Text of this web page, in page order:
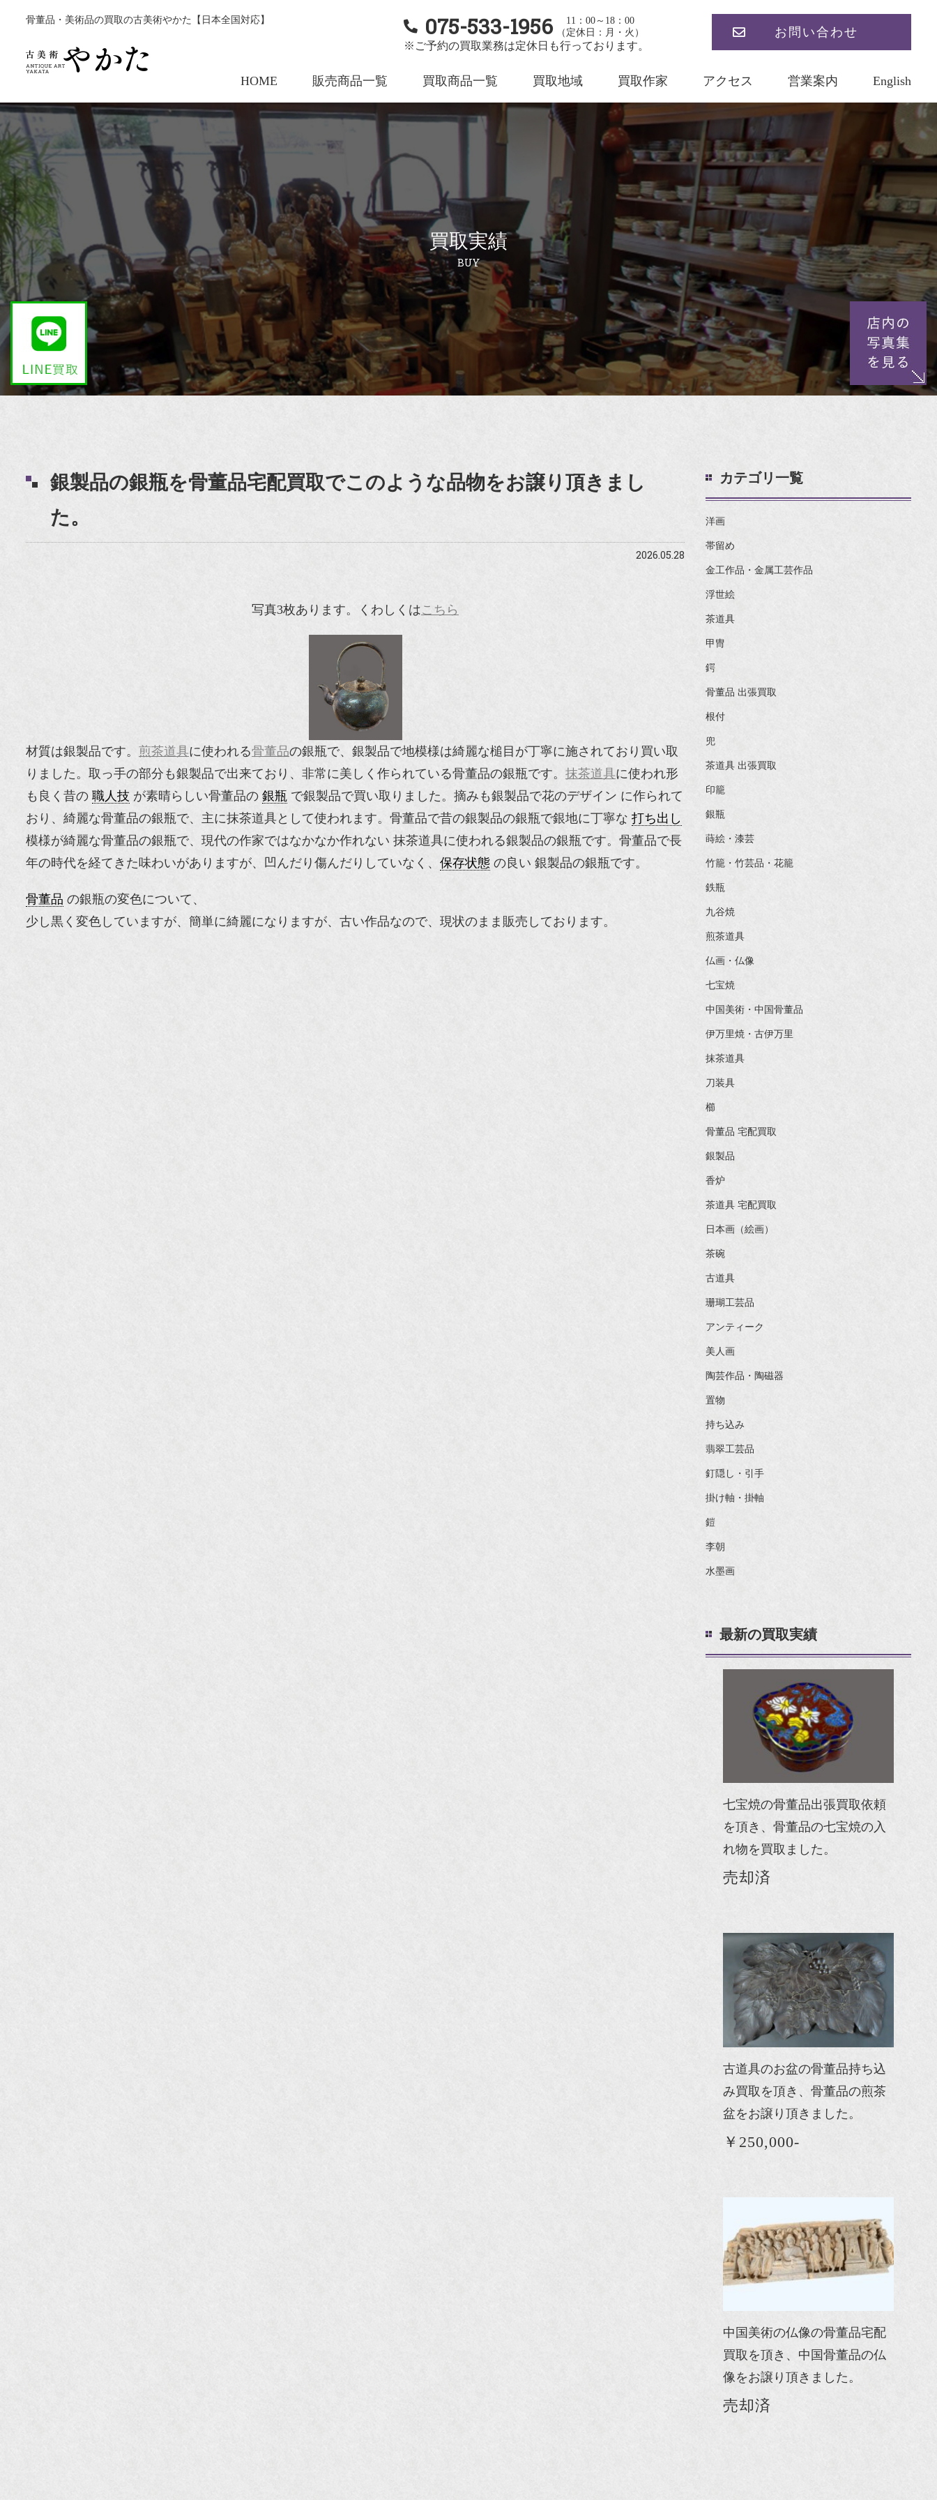
骨董品・美術品の買取の古美術やかた【日本全国対応】 075-533-1956
11：00～18：00
（定休日：月・火）
※ご予約の買取業務は定休日も行っております。
お問い合わせ
HOME 販売商品一覧 買取商品一覧 買取地域 買取作家 アクセス 営業案内 English
買取実績
BUY
銀製品の銀瓶を骨董品宅配買取でこのような品物をお譲り頂きまし
た。
2026.05.28
写真3枚あります。くわしくはこちら
材質は銀製品です。 煎茶道具に使われる骨董品の銀瓶で、銀製品で地模様は綺麗な槌目が丁寧に施されており買い取
りました。取っ手の部分も銀製品で出来ており、非常に美しく作られている骨董品の銀瓶です。 抹茶道具に使われ形
も良く昔の 職人技 が素晴らしい骨董品の 銀瓶 で銀製品で買い取りました。摘みも銀製品で花のデザイン に作られて
おり、綺麗な骨董品の銀瓶で、主に抹茶道具として使われます。骨董品で昔の銀製品の銀瓶で銀地に丁寧な 打ち出し
模様が綺麗な骨董品の銀瓶で、現代の作家ではなかなか作れない 抹茶道具に使われる銀製品の銀瓶です。骨董品で長
年の時代を経てきた味わいがありますが、凹んだり傷んだりしていなく、 保存状態 の良い 銀製品の銀瓶です。
骨董品 の銀瓶の変色について、
少し黒く変色していますが、簡単に綺麗になりますが、古い作品なので、現状のまま販売しております。
カテゴリ一覧
洋画
帯留め
金工作品・金属工芸作品
浮世絵
茶道具
甲冑
鍔
骨董品 出張買取
根付
兜
茶道具 出張買取
印籠
銀瓶
蒔絵・漆芸
竹籠・竹芸品・花籠
鉄瓶
九谷焼
煎茶道具
仏画・仏像
七宝焼
中国美術・中国骨董品
伊万里焼・古伊万里
抹茶道具
刀装具
櫛
骨董品 宅配買取
銀製品
香炉
茶道具 宅配買取
日本画（絵画）
茶碗
古道具
珊瑚工芸品
アンティーク
美人画
陶芸作品・陶磁器
置物
持ち込み
翡翠工芸品
釘隠し・引手
掛け軸・掛軸
鎧
李朝
水墨画
最新の買取実績
七宝焼の骨董品出張買取依頼
を頂き、骨董品の七宝焼の入
れ物を買取ました。
売却済
古道具のお盆の骨董品持ち込
み買取を頂き、骨董品の煎茶
盆をお譲り頂きました。
￥250,000-
中国美術の仏像の骨董品宅配
買取を頂き、中国骨董品の仏
像をお譲り頂きました。
売却済